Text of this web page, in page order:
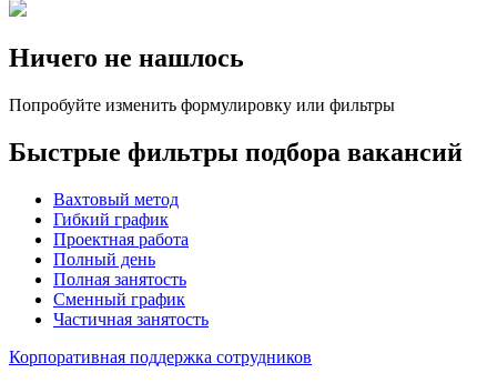
Ничего не нашлось
Попробуйте изменить формулировку или фильтры
Быстрые фильтры подбора вакансий
Вахтовый метод
Гибкий график
Проектная работа
Полный день
Полная занятость
Сменный график
Частичная занятость
Корпоративная поддержка сотрудников